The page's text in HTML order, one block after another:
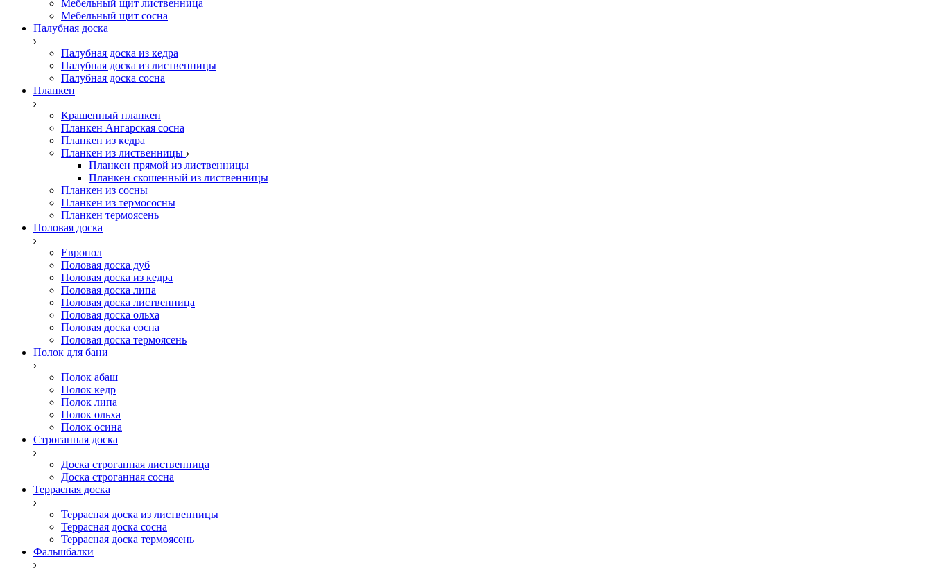
Мебельный щит лиственница
Мебельный щит сосна
Палубная доска
Палубная доска из кедра
Палубная доска из лиственницы
Палубная доска сосна
Планкен
Крашенный планкен
Планкен Ангарская сосна
Планкен из кедра
Планкен из лиственницы
Планкен прямой из лиственницы
Планкен скошенный из лиственницы
Планкен из сосны
Планкен из термососны
Планкен термоясень
Половая доска
Европол
Половая доска дуб
Половая доска из кедра
Половая доска липа
Половая доска лиственница
Половая доска ольха
Половая доска сосна
Половая доска термоясень
Полок для бани
Полок абаш
Полок кедр
Полок липа
Полок ольха
Полок осина
Строганная доска
Доска строганная лиственница
Доска строганная сосна
Террасная доска
Террасная доска из лиственницы
Террасная доска сосна
Террасная доска термоясень
Фальшбалки